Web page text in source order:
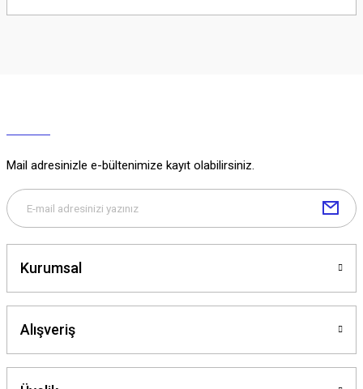
Soru Sor
Mail adresinizle e-bültenimize kayıt olabilirsiniz.
Kurumsal
Alışveriş